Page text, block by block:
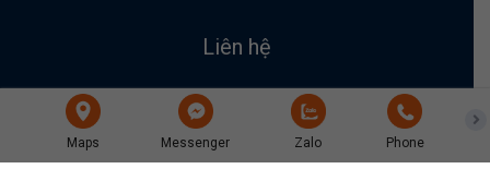
Liên hệ
TP. Hồ Chí Minh
0938289078
Maps Messenger Zalo Phone